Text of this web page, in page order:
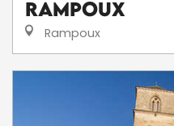
Rampoux
Rampoux